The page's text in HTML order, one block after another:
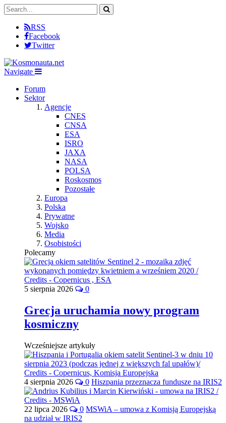
RSS
Facebook
Twitter
Navigate
Forum
Sektor
Agencje
CNES
CNSA
ESA
ISRO
JAXA
NASA
POLSA
Roskosmos
Pozostałe
Europa
Polska
Prywatne
Wojsko
Media
Osobistości
Polecamy
5 sierpnia 2026 0
Grecja uruchamia nowy program
kosmiczny
Wcześniejsze artykuły
4 sierpnia 2026 0 Hiszpania przeznacza fundusze na IRIS2
22 lipca 2026 0 MSWiA – umowa z Komisją Europejską
na udział w IRIS2